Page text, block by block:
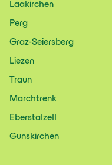
Laakirchen
Perg
Graz-Seiersberg
Liezen
Traun
Marchtrenk
Eberstalzell
Gunskirchen